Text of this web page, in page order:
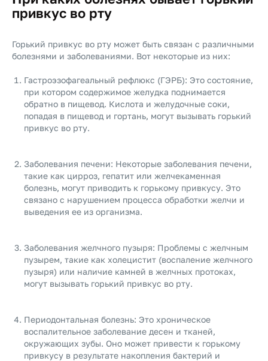
привкус во рту
Горький привкус во рту может быть связан с различными
болезнями и заболеваниями. Вот некоторые из них:
Гастроэзофагеальный рефлюкс (ГЭРБ): Это состояние,
при котором содержимое желудка поднимается
обратно в пищевод. Кислота и желудочные соки,
попадая в пищевод и гортань, могут вызывать горький
привкус во рту.
Заболевания печени: Некоторые заболевания печени,
такие как цирроз, гепатит или желчекаменная
болезнь, могут приводить к горькому привкусу. Это
связано с нарушением процесса обработки желчи и
выведения ее из организма.
Заболевания желчного пузыря: Проблемы с желчным
пузырем, такие как холецистит (воспаление желчного
пузыря) или наличие камней в желчных протоках,
могут вызывать горький привкус во рту.
Периодонтальная болезнь: Это хроническое
воспалительное заболевание десен и тканей,
окружающих зубы. Оно может привести к горькому
привкусу в результате накопления бактерий и